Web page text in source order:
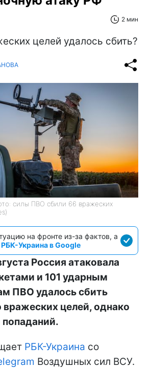
2 мин
целей удалось сбить?
силы ПВО сбили 66 вражеских
на фронте из-за фактов, а
РБК-Украина в Google
Россия атаковала
и 101 ударным
ПВО удалось сбить
целей, однако
попаданий.
РБК-Украина со
Воздушных сил ВСУ.